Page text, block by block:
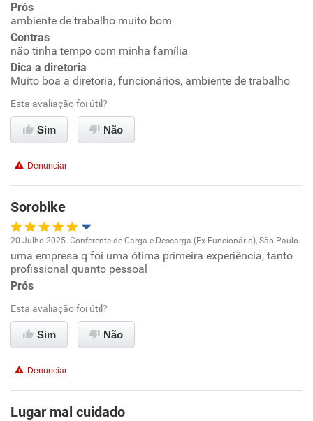
Ambiente de trabalho
Conciliação com a vida familiar
Recomenda esta empresa
Prós
ambiente de trabalho muito bom
Contras
não tinha tempo com minha família
Dica a diretoria
Muito boa a diretoria, funcionários, ambiente de trabalho
Esta avaliação foi útil?
Sim Não
Denunciar
Sorobike
Oportunidade de promoção
Ambiente de trabalho
Conciliação com a vida familiar
20 Julho 2025. Conferente de Carga e Descarga (Ex-Funcionário), São Paulo
uma empresa q foi uma ótima primeira experiência, tanto
profissional quanto pessoal
Prós
Esta avaliação foi útil?
Sim Não
Denunciar
Lugar mal cuidado